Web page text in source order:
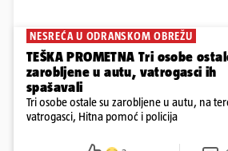
NESREĆA U ODRANSKOM OBREŽU
TEŠKA PROMETNA Tri osobe
zarobljene u autu, vatrogasci ih
spašavali
Tri osobe ostale su zarobljene u autu, na
vatrogasci, Hitna pomoć i policija